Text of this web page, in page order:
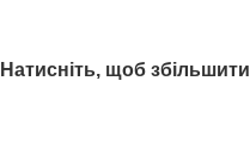
Натисніть, щоб збільшити